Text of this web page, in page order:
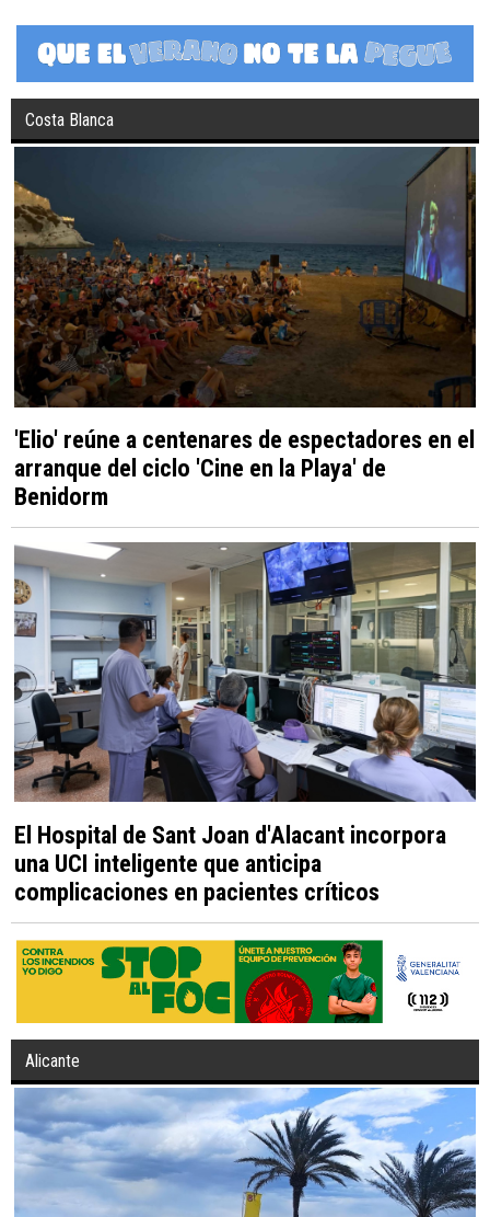
Costa Blanca
'Elio' reúne a centenares de espectadores en el
arranque del ciclo 'Cine en la Playa' de
Benidorm
El Hospital de Sant Joan d'Alacant incorpora
una UCI inteligente que anticipa
complicaciones en pacientes críticos
Alicante